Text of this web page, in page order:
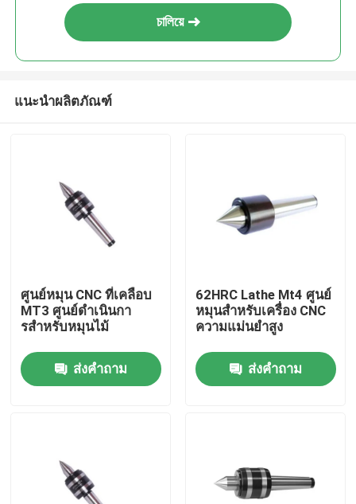
চালিয়ে
แนะนำผลิตภัณฑ์
ศูนย์หมุน CNC ที่เคลือบ
MT3 ศูนย์ดําเนินกา
รสําหรับหมุนไม้
ส่งคำถาม
62HRC Lathe Mt4 ศูนย์
หมุนสําหรับเครื่อง CNC
ความแม่นยําสูง
ส่งคำถาม